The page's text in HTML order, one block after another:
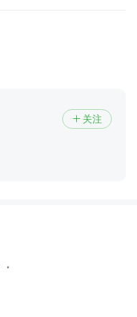
 关注